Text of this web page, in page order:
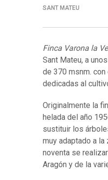
SANT MATEU
Finca Varona la
Sant Mateu, a
de 370 msnm.
dedicadas al
Originalmente la
helada del año
sustituir los
muy adaptado a la
noventa se
Aragón y de la